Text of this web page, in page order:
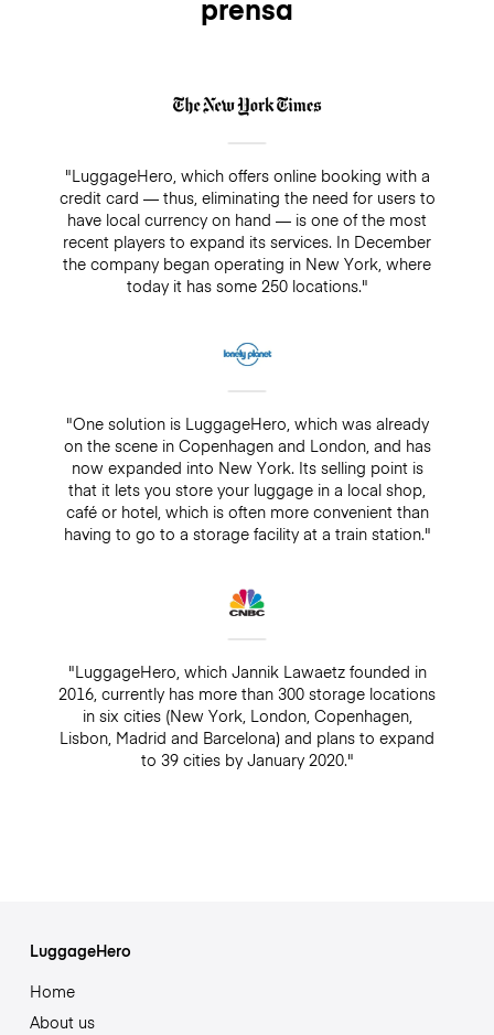
sure you do not pay cash in a drop-off/pick-up shop,
prensa
"LuggageHero, which offers online booking with a
credit card — thus, eliminating the need for users to
have local currency on hand — is one of the most
recent players to expand its services. In December
the company began operating in New York, where
today it has some 250 locations."
"One solution is LuggageHero, which was already
on the scene in Copenhagen and London, and has
now expanded into New York. Its selling point is
that it lets you store your luggage in a local shop,
café or hotel, which is often more convenient than
having to go to a storage facility at a train station."
"LuggageHero, which Jannik Lawaetz founded in
2016, currently has more than 300 storage locations
in six cities (New York, London, Copenhagen,
Lisbon, Madrid and Barcelona) and plans to expand
to 39 cities by January 2020."
LuggageHero
Home
About us